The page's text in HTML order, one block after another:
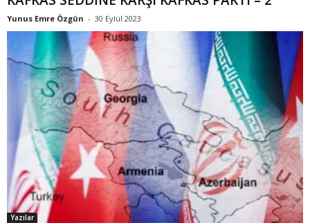
Yunus Emre Özgün - 30 Eylül 2023
Yazılar